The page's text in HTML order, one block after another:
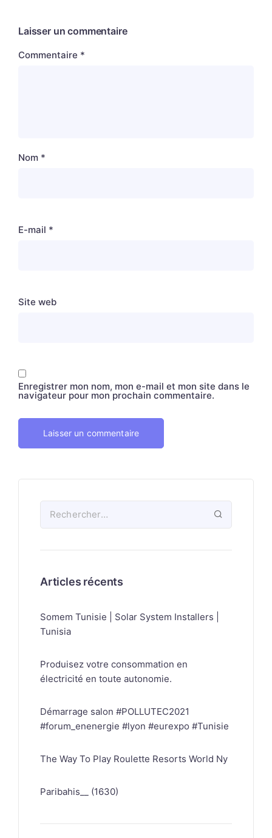
Laisser un commentaire
Commentaire *
Nom *
E-mail *
Site web
Enregistrer mon nom, mon e-mail et mon site dans le
navigateur pour mon prochain commentaire.
Articles récents
Somem Tunisie | Solar System Installers |
Tunisia
Produisez votre consommation en
électricité en toute autonomie.
Démarrage salon #POLLUTEC2021
#forum_enenergie #lyon #eurexpo #Tunisie
The Way To Play Roulette Resorts World Ny
Paribahis__ (1630)